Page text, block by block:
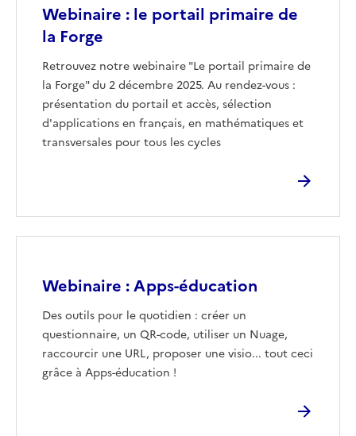
Webinaire : le portail primaire de
la Forge
Retrouvez notre webinaire "Le portail primaire de
la Forge" du 2 décembre 2025. Au rendez-vous :
présentation du portail et accès, sélection
d'applications en français, en mathématiques et
transversales pour tous les cycles
Webinaire : Apps-éducation
Des outils pour le quotidien : créer un
questionnaire, un QR-code, utiliser un Nuage,
raccourcir une URL, proposer une visio... tout ceci
grâce à Apps-éducation !